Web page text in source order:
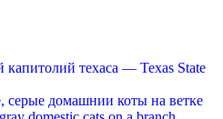
капитолий техаса — Texas State
серые домашнии коты на ветке